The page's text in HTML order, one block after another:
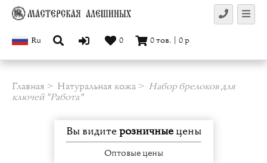
Ru 0 0тов. 0р
Главная Натуральная кожа
Набор брелоков для
ключей "Работа"
Вы видитерозничныецены
Оптовые цены